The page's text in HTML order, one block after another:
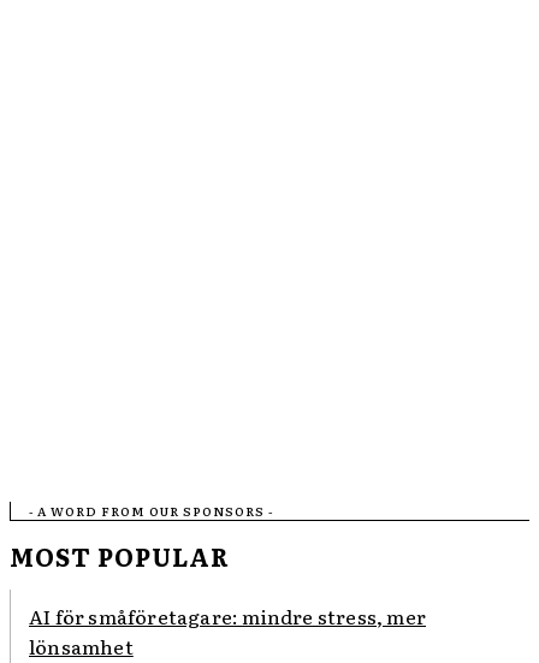
- A WORD FROM OUR SPONSORS -
MOST POPULAR
AI för småföretagare: mindre stress, mer
lönsamhet